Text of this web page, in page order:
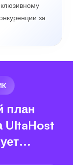
за
план
UltaHost